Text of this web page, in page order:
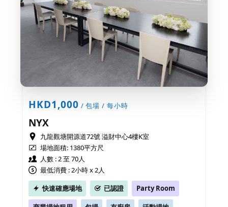
HKD1,000 / 包場 / 每小時
NYX
九龍觀塘開源道72號 溢財中心4樓K室
場地面積: 1380平方尺
人數 : 2 至 70人
最低消費 : 2小時 x 2人
快速確應場地
已認證 Party Room